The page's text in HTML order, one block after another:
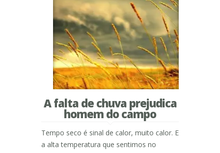
A falta de chuva prejudica
homem do campo
Tempo seco é sinal de calor, muito calor. E
a alta temperatura que sentimos no